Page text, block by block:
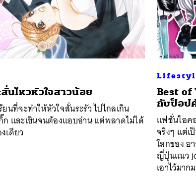
นไหวหัวใจสาวน้อย
ยนที่จะทำให้หัวใจสั่นระรัว ไปไกลเกิน
ก และเขินจนต้องแอบอ่าน แต่พลาดไม่ได้
เดียว
Best of
กับป็อป
แฟชั่นไอ
จริงๆ แต่เ
โลกของ ย
ญี่ปุ่นแนว
เอาไว้มาก